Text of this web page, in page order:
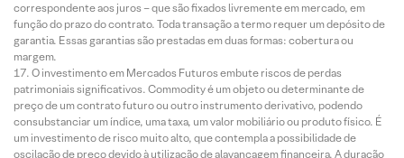
correspondente aos juros – que são fixados livremente em mercado, em
função do prazo do contrato. Toda transação a termo requer um depósito de
garantia. Essas garantias são prestadas em duas formas: cobertura ou
margem.
O investimento em Mercados Futuros embute riscos de perdas
patrimoniais significativos. Commodity é um objeto ou determinante de
preço de um contrato futuro ou outro instrumento derivativo, podendo
consubstanciar um índice, uma taxa, um valor mobiliário ou produto físico. É
um investimento de risco muito alto, que contempla a possibilidade de
oscilação de preço devido à utilização de alavancagem financeira. A duração